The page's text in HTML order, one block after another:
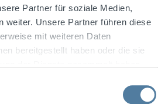
Partner für soziale Medien,
weiter. Unsere Partner führen diese
mit weiteren Daten
bereitgestellt haben oder die sie
BLACK 42 0,7l 42% Vol.
Glas 0,3l